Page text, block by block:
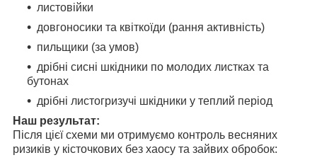
листовійки
довгоносики та квіткоїди (рання активність)
пильщики (за умов)
дрібні сисні шкідники по молодих листках та
бутонах
дрібні листогризучі шкідники у теплий період
Наш результат:
Після цієї схеми ми отримуємо контроль весняних
ризиків у кісточкових без хаосу та зайвих обробок: